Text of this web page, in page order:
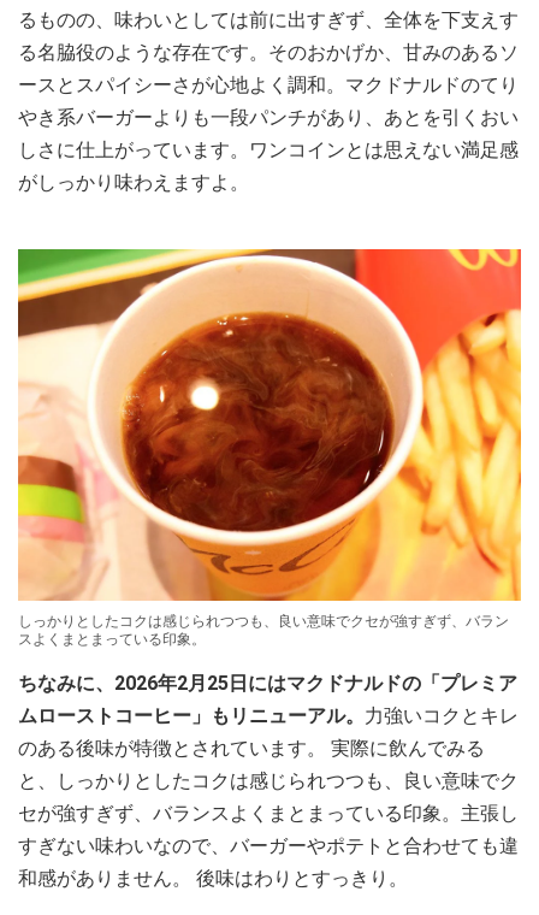
るものの、味わいとしては前に出すぎず、全体を下支えす
る名脇役のような存在です。そのおかげか、甘みのあるソ
ースとスパイシーさが心地よく調和。マクドナルドのてり
やき系バーガーよりも一段パンチがあり、あとを引くおい
しさに仕上がっています。ワンコインとは思えない満足感
がしっかり味わえますよ。
しっかりとしたコクは感じられつつも、良い意味でクセが強すぎず、バラン
スよくまとまっている印象。
ちなみに、2026年2月25日にはマクドナルドの「プレミア
ムローストコーヒー」もリニューアル。 力強いコクとキレ
のある後味が特徴とされています。 実際に飲んでみる
と、しっかりとしたコクは感じられつつも、良い意味でク
セが強すぎず、バランスよくまとまっている印象。主張し
すぎない味わいなので、バーガーやポテトと合わせても違
和感がありません。 後味はわりとすっきり。